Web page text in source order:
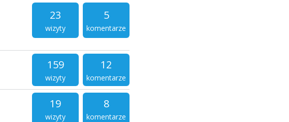
23
wizyty
5
komentarze
159
wizyty
12
komentarze
19
wizyty
8
komentarze